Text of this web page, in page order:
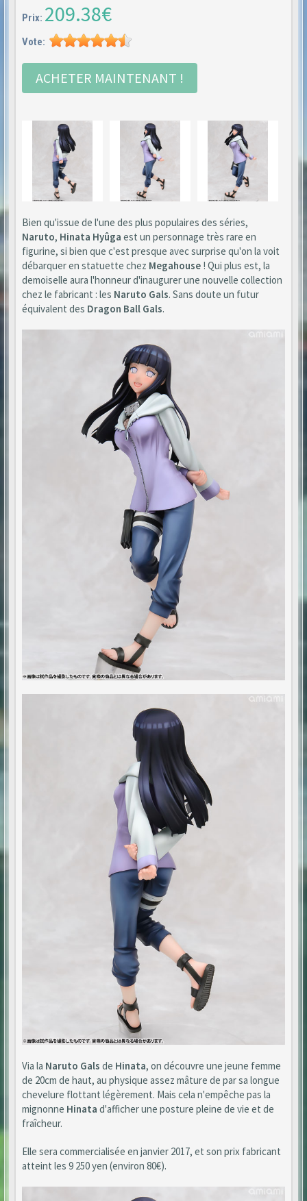
Prix: 209.38€
Vote:
ACHETER MAINTENANT !
Bien qu'issue de l'une des plus populaires des séries,
Naruto, Hinata Hyûga est un personnage très rare en
figurine, si bien que c'est presque avec surprise qu'on la voit
débarquer en statuette chez Megahouse ! Qui plus est, la
demoiselle aura l'honneur d'inaugurer une nouvelle collection
chez le fabricant : les Naruto Gals. Sans doute un futur
équivalent des Dragon Ball Gals.
Via la Naruto Gals de Hinata, on découvre une jeune femme
de 20cm de haut, au physique assez mâture de par sa longue
chevelure flottant légèrement. Mais cela n'empêche pas la
mignonne Hinata d'afficher une posture pleine de vie et de
fraîcheur.
Elle sera commercialisée en janvier 2017, et son prix fabricant
atteint les 9 250 yen (environ 80€).